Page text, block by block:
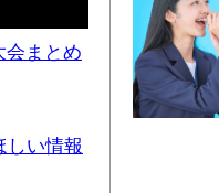
会まとめ
しい情報